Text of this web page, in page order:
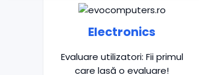
Electronics
Evaluare utilizatori: Fii primul
care lasă o evaluare!